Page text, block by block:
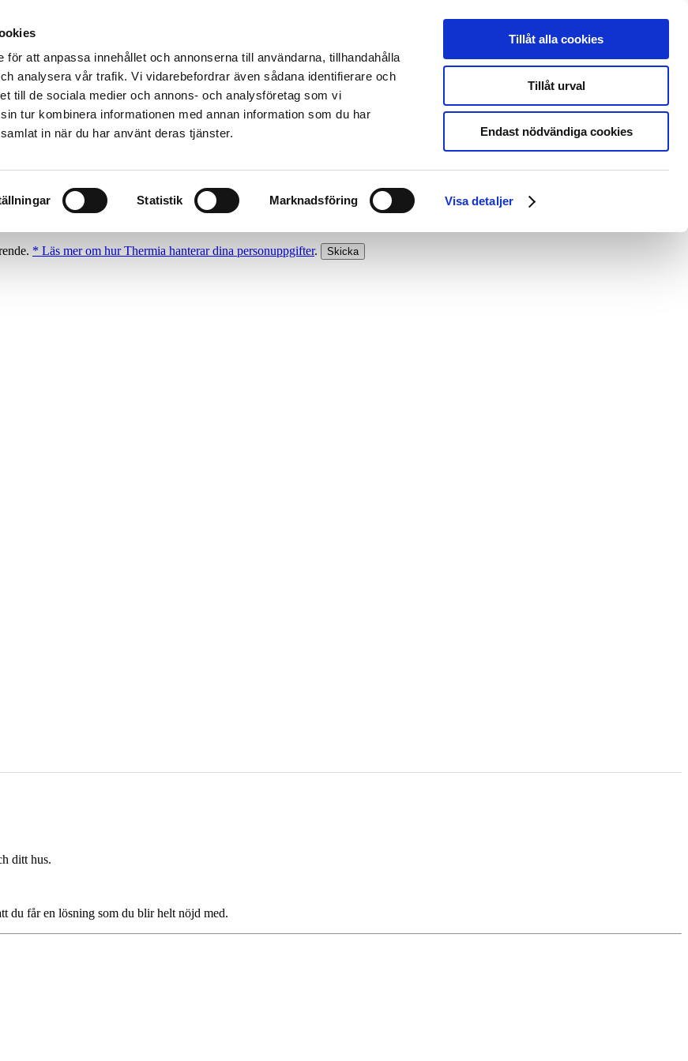
för att anpassa innehållet och annonserna till användarna, tillhandahålla
analysera vår trafik. Vi vidarebefordrar även sådana identifierare och
till de sociala medier och annons- och analysföretag som vi
tur kombinera informationen med annan information som du har
in när du har använt deras tjänster.
Statistik Marknadsföring Visa detaljer
Tillåt alla cookies
Tillåt urval
Endast nödvändiga cookies
* Läs mer om hur Thermia hanterar dina personuppgifter.
ditt hus.
du får en lösning som du blir helt nöjd med.